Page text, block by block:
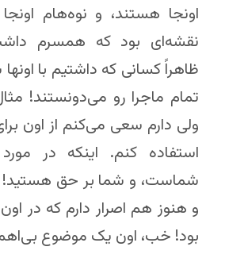
اونجا هستند، و نوه‌هام
نقشه‌ای بود که همسرم
ظاهراً کسانی که داشتیم با
تمام ماجرا رو می‌دونستند!
ولی دارم سعی می‌کنم از اون
استفاده کنم. اینکه در
شماست، و شما بر حق
و هنوز هم اصرار دارم که در
بود! خب، اون یک موضوع